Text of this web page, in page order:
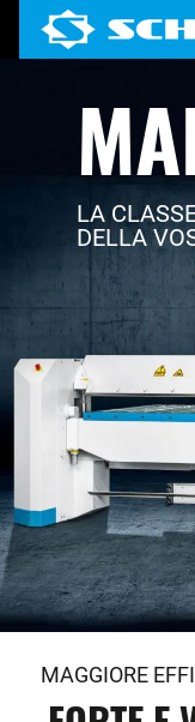
LA
DELLA
MAGGIORE